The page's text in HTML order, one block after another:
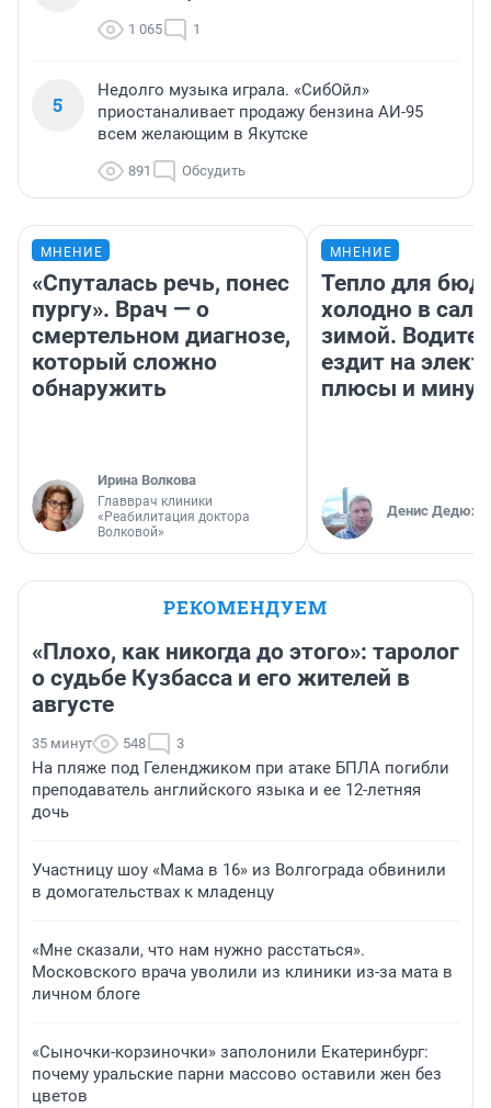
1 065 1
5
Недолго музыка играла. «СибОйл»
приостаналивает продажу бензина АИ-95
всем желающим в Якутске
891 Обсудить
МНЕНИЕ
«Спуталась речь, понес
пургу». Врач — о
смертельном диагнозе,
который сложно
обнаружить
Ирина Волкова
Главврач клиники
«Реабилитация доктора
Волковой»
МНЕНИЕ
Тепло для
холодно в
зимой.
ездит на
плюсы и
Денис
РЕКОМЕНДУЕМ
«Плохо, как никогда до этого»: таролог
о судьбе Кузбасса и его жителей в
августе
35 минут 548 3
На пляже под Геленджиком при атаке БПЛА погибли
преподаватель английского языка и ее 12-летняя
дочь
Участницу шоу «Мама в 16» из Волгограда обвинили
в домогательствах к младенцу
«Мне сказали, что нам нужно расстаться».
Московского врача уволили из клиники из-за мата в
личном блоге
«Сыночки-корзиночки» заполонили Екатеринбург:
почему уральские парни массово оставили жен без
цветов